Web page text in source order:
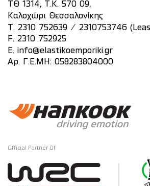
ΤΘ 1314, Τ.Κ. 570 09,
Καλοχώρι Θεσσαλονίκης
T. 2310 752639 / 2310753746
F. 2310 752925
E. info@elastikoemporiki.gr
Αρ. Γ.Ε.ΜΗ: 058283804000
Official Partner Of